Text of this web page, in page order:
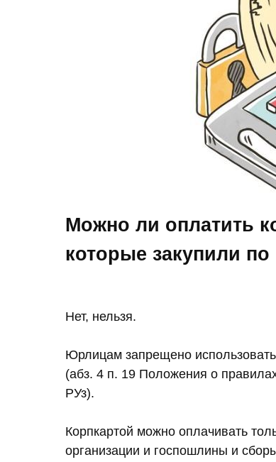
Можно ли оплатить
которые закупили по
Нет, нельзя.
Юрлицам запрещено использовать
(абз. 4 п. 19 Положения о
РУз).
Корпкартой можно оплачивать
организации и госпошлины и